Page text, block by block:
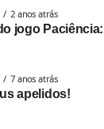
do
aprimorada
por jogos que já
foi
2 anos atrás
jogo
7 anos atrás
apelidos!